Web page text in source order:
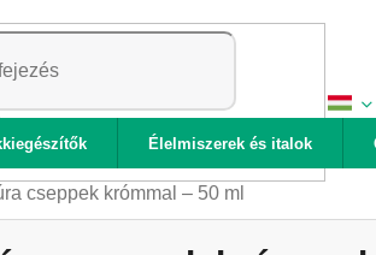
Élelmiszerek és italok
cseppek krómmal – 50 ml